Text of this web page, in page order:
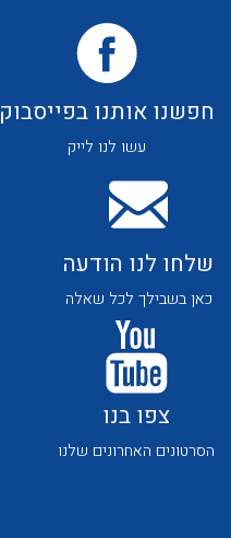
לכל מוצרי היצרן
לכל מוצרי היצרן
חפשנו אותנו בפייסבוק
עשו לנו לייק
שלחו לנו הודעה
כאן בשבילך לכל שאלה
צפו בנו
הסרטונים האחרונים שלנו